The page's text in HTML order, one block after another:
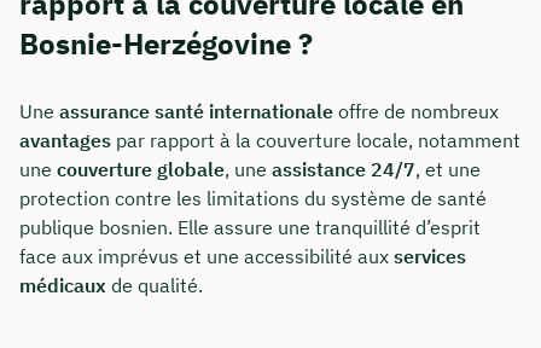
Bosnie-Herzégovine ?
Une assurance santé internationale offre de nombreux
avantages par rapport à la couverture locale, notamment
une couverture globale, une assistance 24/7, et une
protection contre les limitations du système de santé
publique bosnien. Elle assure une tranquillité d’esprit
face aux imprévus et une accessibilité aux services
médicaux de qualité.